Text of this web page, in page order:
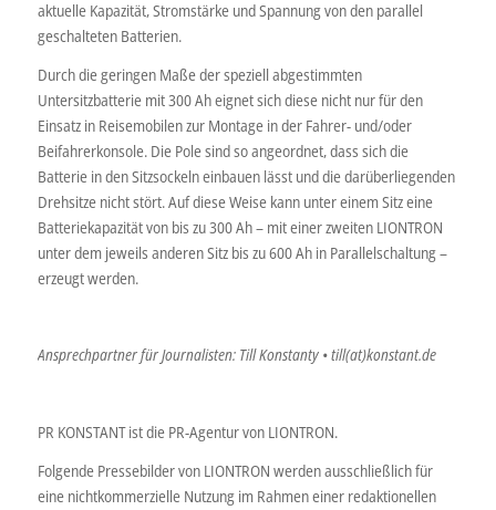
aktuelle Kapazität, Stromstärke und Spannung von den parallel
geschalteten Batterien.
Durch die geringen Maße der speziell abgestimmten
Untersitzbatterie mit 300 Ah eignet sich diese nicht nur für den
Einsatz in Reisemobilen zur Montage in der Fahrer- und/oder
Beifahrerkonsole. Die Pole sind so angeordnet, dass sich die
Batterie in den Sitzsockeln einbauen lässt und die darüberliegenden
Drehsitze nicht stört. Auf diese Weise kann unter einem Sitz eine
Batteriekapazität von bis zu 300 Ah – mit einer zweiten LIONTRON
unter dem jeweils anderen Sitz bis zu 600 Ah in Parallelschaltung –
erzeugt werden.
Ansprechpartner für Journalisten: Till Konstanty • till(at)konstant.de
PR KONSTANT ist die PR-Agentur von LIONTRON.
Folgende Pressebilder von LIONTRON werden ausschließlich für
eine nichtkommerzielle Nutzung im Rahmen einer redaktionellen